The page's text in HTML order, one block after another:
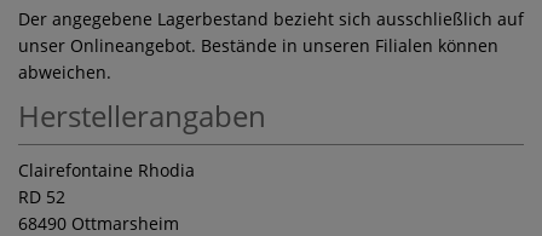
Der angegebene Lagerbestand bezieht sich ausschließlich auf
unser Onlineangebot. Bestände in unseren Filialen können
abweichen.
Herstellerangaben
Clairefontaine Rhodia
RD 52
68490 Ottmarsheim